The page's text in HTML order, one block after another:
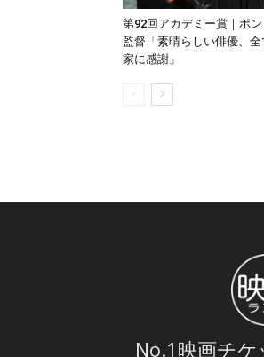
第92回アカデミー賞｜ポン
監督「素晴らしい俳優、
家に感謝」
No.1映画チ